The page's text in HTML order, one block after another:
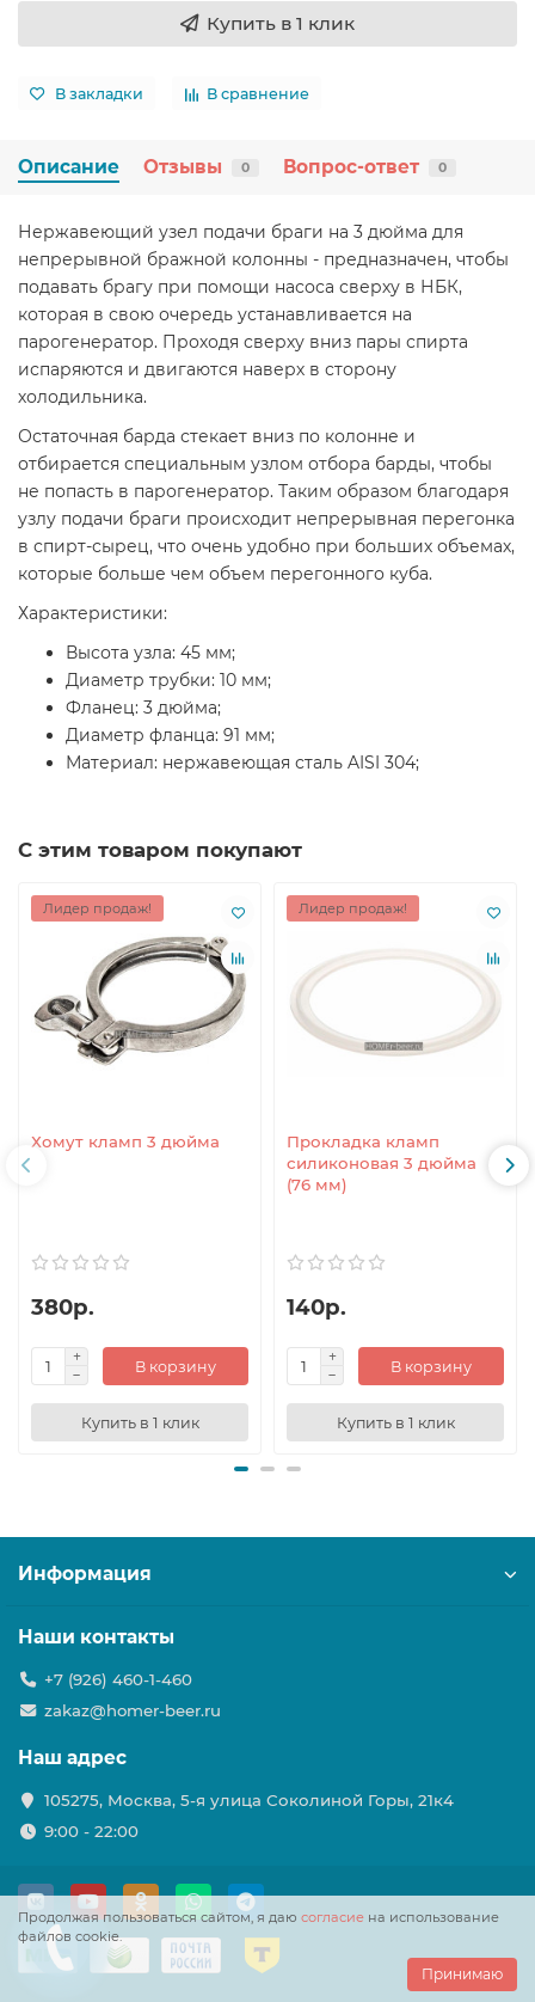
Купить в 1 клик
В закладки В сравнение
Описание Отзывы 0 Вопрос-ответ 0
Нержавеющий узел подачи браги на 3 дюйма для
непрерывной бражной колонны - предназначен, чтобы
подавать брагу при помощи насоса сверху в НБК,
которая в свою очередь устанавливается на
парогенератор. Проходя сверху вниз пары спирта
испаряются и двигаются наверх в сторону
холодильника.
Остаточная барда стекает вниз по колонне и
отбирается специальным узлом отбора барды, чтобы
не попасть в парогенератор. Таким образом благодаря
узлу подачи браги происходит непрерывная перегонка
в спирт-сырец, что очень удобно при больших объемах,
которые больше чем объем перегонного куба.
Характеристики:
Высота узла: 45 мм;
Диаметр трубки: 10 мм;
Фланец: 3 дюйма;
Диаметр фланца: 91 мм;
Материал: нержавеющая сталь AISI 304;
С этим товаром покупают
Лидер продаж!
Хомут кламп 3 дюйма
380р.
В корзину
Купить в 1 клик
Лидер продаж!
Прокладка кламп
силиконовая 3 дюйма
(76 мм)
140р.
В корзину
Купить в 1 клик
Продолжая пользоваться сайтом, я даю согласие на использование
файлов cookie.
Принимаю
Информация
Наши контакты
+7 (926) 460-1-460
zakaz@homer-beer.ru
Наш адрес
105275, Москва, 5-я улица Соколиной Горы, 21к4
9:00 - 22:00